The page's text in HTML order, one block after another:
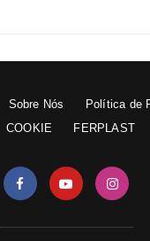
Sobre Nós
Política de
COOKIE
FERPLAST